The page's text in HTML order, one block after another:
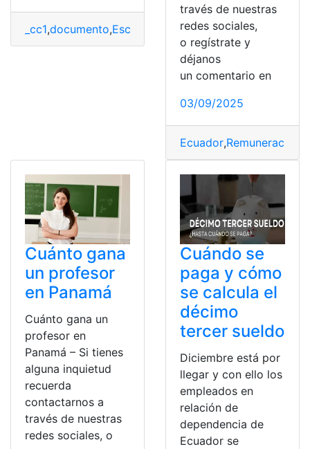
_cc1,documento,Escala de Remuneración,Ministerio
través de nuestras
redes sociales,
o regístrate y
déjanos
un comentario en
03/09/2025
Ecuador,Remuneración
Cuánto gana
un profesor
en Panamá
Cuánto gana un
profesor en
Panamá – Si tienes
alguna inquietud
recuerda
contactarnos a
través de nuestras
redes sociales, o
Cuándo se
paga y cómo
se calcula el
décimo
tercer sueldo
Diciembre está por
llegar y con ello los
empleados en
relación de
dependencia de
Ecuador se